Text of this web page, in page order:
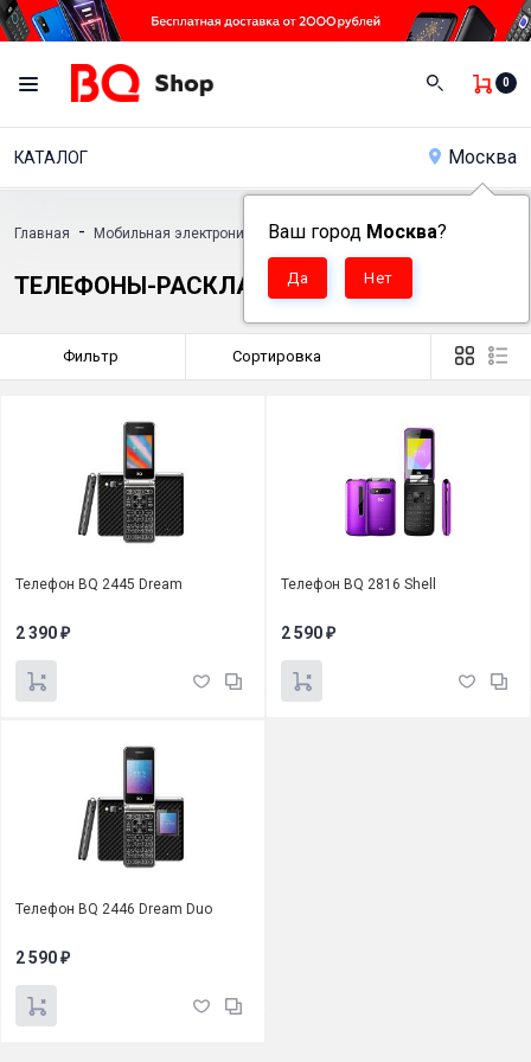
0
КАТАЛОГ Москва
Ваш город Москва?
Главная - Мобильная электроника - Кнопочные телефоны -
ТЕЛЕФОНЫ-РАСКЛАДУШКИ
Фильтр Сортировка
Телефон BQ 2445 Dream
2 390 ₽
Телефон BQ 2816 Shell
2 590 ₽
Телефон BQ 2446 Dream Duo
2 590 ₽